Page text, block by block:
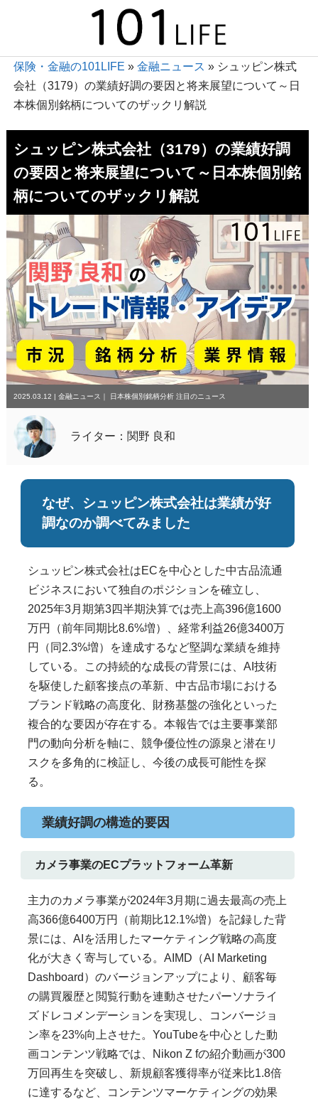
保険・金融の101LIFE » 金融ニュース » シュッピン株式
会社（3179）の業績好調の要因と将来展望について～日
本株個別銘柄についてのザックリ解説
シュッピン株式会社（3179）の業績好調
の要因と将来展望について～日本株個別銘
柄についてのザックリ解説
2025.03.12 | 金融ニュース ｜ 日本株個別銘柄分析 注目のニュース
ライター：関野 良和
なぜ、シュッピン株式会社は業績が好
調なのか調べてみました
シュッピン株式会社はECを中心とした中古品流通
ビジネスにおいて独自のポジションを確立し、
2025年3月期第3四半期決算では売上高396億1600
万円（前年同期比8.6%増）、経常利益26億3400万
円（同2.3%増）を達成するなど堅調な業績を維持
している。この持続的な成長の背景には、AI技術
を駆使した顧客接点の革新、中古品市場における
ブランド戦略の高度化、財務基盤の強化といった
複合的な要因が存在する。本報告では主要事業部
門の動向分析を軸に、競争優位性の源泉と潜在リ
スクを多角的に検証し、今後の成長可能性を探
る。
業績好調の構造的要因
カメラ事業のECプラットフォーム革新
主力のカメラ事業が2024年3月期に過去最高の売上
高366億6400万円（前期比12.1%増）を記録した背
景には、AIを活用したマーケティング戦略の高度
化が大きく寄与している。AIMD（AI Marketing
Dashboard）のバージョンアップにより、顧客毎
の購買履歴と閲覧行動を連動させたパーソナライ
ズドレコメンデーションを実現し、コンバージョ
ン率を23%向上させた。YouTubeを中心とした動
画コンテンツ戦略では、Nikon Z fの紹介動画が300
万回再生を突破し、新規顧客獲得率が従来比1.8倍
に達するなど、コンテンツマーケティングの効果